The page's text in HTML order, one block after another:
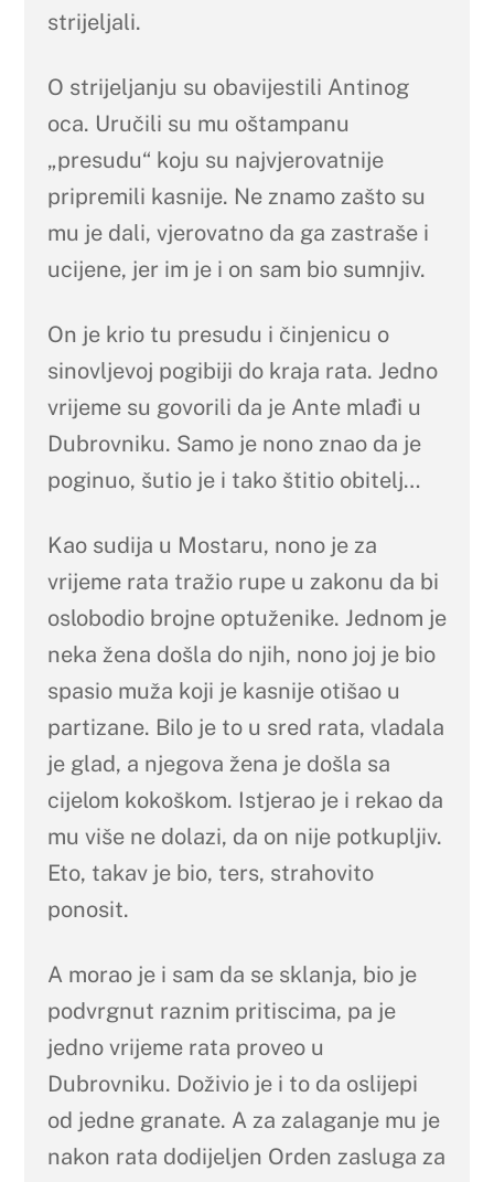
strijeljali.
O strijeljanju su obavijestili Antinog
oca. Uručili su mu oštampanu
„presudu“ koju su najvjerovatnije
pripremili kasnije. Ne znamo zašto su
mu je dali, vjerovatno da ga zastraše i
ucijene, jer im je i on sam bio sumnjiv.
On je krio tu presudu i činjenicu o
sinovljevoj pogibiji do kraja rata. Jedno
vrijeme su govorili da je Ante mlađi u
Dubrovniku. Samo je nono znao da je
poginuo, šutio je i tako štitio obitelj…
Kao sudija u Mostaru, nono je za
vrijeme rata tražio rupe u zakonu da bi
oslobodio brojne optuženike. Jednom je
neka žena došla do njih, nono joj je bio
spasio muža koji je kasnije otišao u
partizane. Bilo je to u sred rata, vladala
je glad, a njegova žena je došla sa
cijelom kokoškom. Istjerao je i rekao da
mu više ne dolazi, da on nije potkupljiv.
Eto, takav je bio, ters, strahovito
ponosit.
A morao je i sam da se sklanja, bio je
podvrgnut raznim pritiscima, pa je
jedno vrijeme rata proveo u
Dubrovniku. Doživio je i to da oslijepi
od jedne granate. A za zalaganje mu je
nakon rata dodijeljen Orden zasluga za